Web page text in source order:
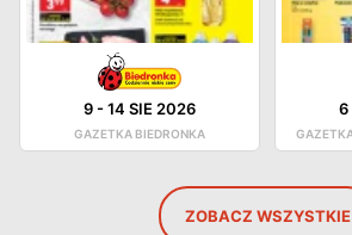
9-14 SIE 2026
GAZETKA BIEDRONKA
6
ZOBACZ WSZYSTKIE